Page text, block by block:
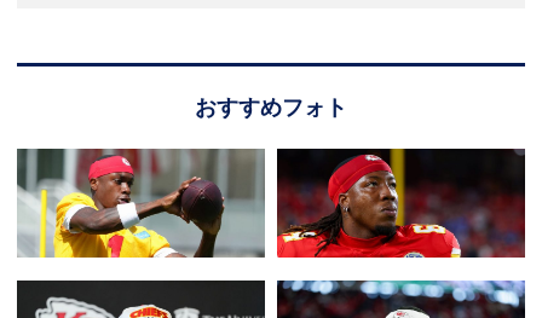
おすすめフォト